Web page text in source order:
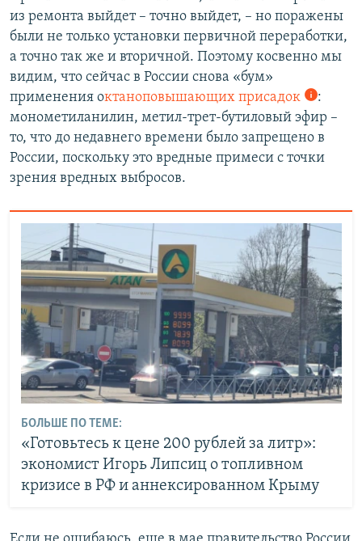
из ремонта выйдет – точно выйдет, – но поражены
были не только установки первичной переработки,
а точно так же и вторичной. Поэтому косвенно мы
видим, что сейчас в России снова «бум»
применения октаноповышающих присадок
:
монометиланилин, метил-трет-бутиловый эфир –
то, что до недавнего времени было запрещено в
России, поскольку это вредные примеси с точки
зрения вредных выбросов.
БОЛЬШЕ ПО ТЕМЕ:
«Готовьтесь к цене 200 рублей за литр»:
экономист Игорь Липсиц о топливном
кризисе в РФ и аннексированном Крыму